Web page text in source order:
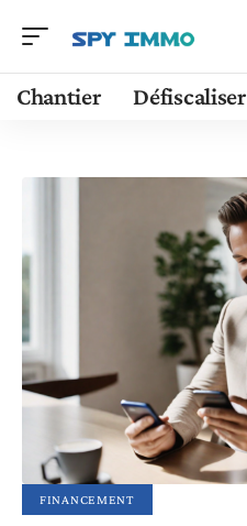
Chantier Défiscaliser
FINANCEMENT